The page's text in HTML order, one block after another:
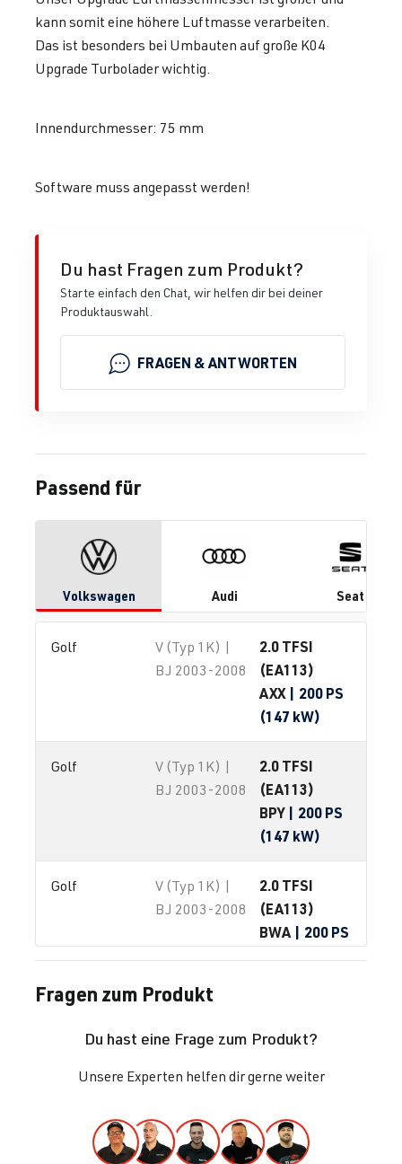
kann somit eine höhere Luftmasse verarbeiten.
Das ist besonders bei Umbauten auf große K04
Upgrade Turbolader wichtig.
Innendurchmesser: 75 mm
Software muss angepasst werden!
Du hast Fragen zum Produkt?
Starte einfach den Chat, wir helfen dir bei deiner
Produktauswahl.
FRAGEN & ANTWORTEN
Passend für
Volkswagen Audi Seat
Golf
V (Typ 1K) |
BJ 2003-2008
2.0 TFSI
(EA113)
AXX | 200 PS
(147 kW)
Golf
V (Typ 1K) |
BJ 2003-2008
2.0 TFSI
(EA113)
BPY | 200 PS
(147 kW)
Golf
V (Typ 1K) |
BJ 2003-2008
2.0 TFSI
(EA113)
BWA | 200 PS
Golf
V (Typ 1K) |
(169 kW)
V (Typ 1K) |
BJ 2003-2008
2.0 TFSI
(EA113)
Fragen zum Produkt
Du hast eine Frage zum Produkt?
Unsere Experten helfen dir gerne weiter